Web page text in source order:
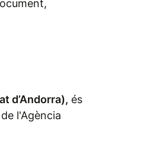
d’Andorra), és
l'Agència